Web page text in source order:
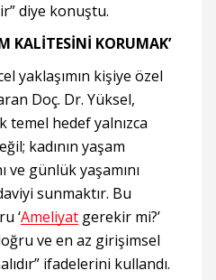
diye konuştu.
KALİTESİNİ KORUMAK’
yaklaşımın kişiye özel
Doç. Dr. Yüksel,
temel hedef yalnızca
kadının yaşam
ve günlük yaşamını
sunmaktır. Bu
‘Ameliyat gerekir mi?’
ve en az girişimsel
ifadelerini kullandı.